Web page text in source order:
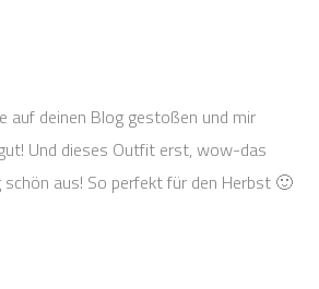
auf deinen Blog gestoßen und mir
Und dieses Outfit erst, wow-das
aus! So perfekt für den Herbst 🙂